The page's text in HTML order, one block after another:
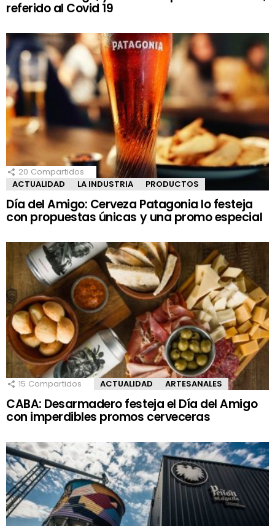
referido al Covid 19
20 Compartidos
ACTUALIDAD
LA INDUSTRIA PRODUCTOS
Día del Amigo: Cerveza Patagonia lo festeja
con propuestas únicas y una promo especial
15 Compartidos ACTUALIDAD ARTESANALES
CABA: Desarmadero festeja el Día del Amigo
con imperdibles promos cerveceras